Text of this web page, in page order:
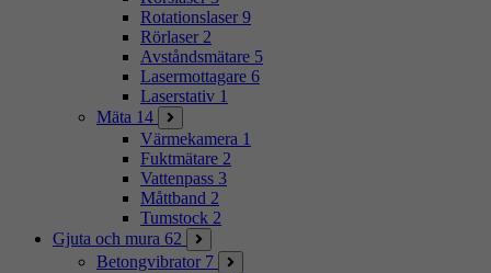
Rotationslaser 9
Rörlaser 2
Avståndsmätare 5
Lasermottagare 6
Laserstativ 1
Mäta 14
Värmekamera 1
Fuktmätare 2
Vattenpass 3
Måttband 2
Tumstock 2
Gjuta och mura 62
Betongvibrator 7